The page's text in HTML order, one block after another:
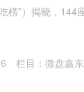
榜”）揭晓，144
栏目： 微盘鑫